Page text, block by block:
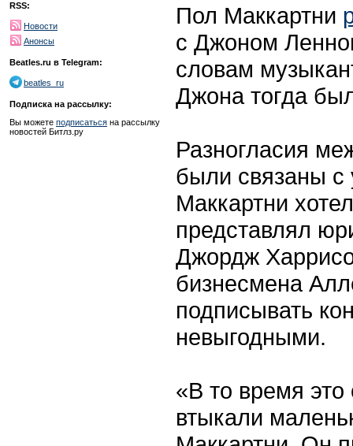
RSS:
Новости
Анонсы
Beatles.ru в Telegram:
beatles_ru
Подписка на рассылку:
Вы можете подписаться на рассылку
новостей Битлз.ру
Пол Маккартни
с Джоном
словам
Джона тогда
Разногласия
были связаны с
Маккартни
представлял
Джордж
бизнесмена
подписывать
невыгодными.
«В то время
втыкали